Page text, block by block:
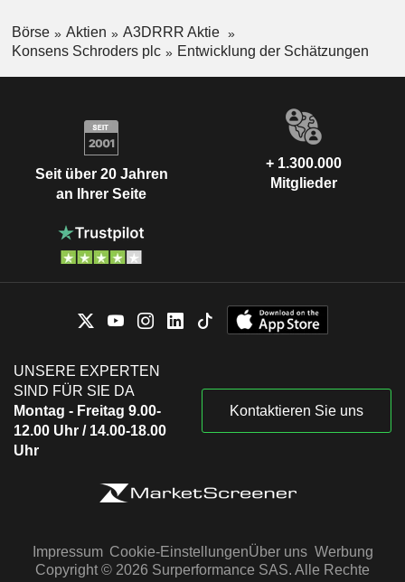
Börse Aktien
A3DRRR Aktie
Konsens Schroders plc
Entwicklung der Schätzungen
Seit über 20 Jahren
an Ihrer Seite
+ 1.300.000
Mitglieder
UNSERE EXPERTEN
SIND FÜR SIE DA
Montag - Freitag 9.00-
12.00 Uhr / 14.00-18.00
Uhr
Kontaktieren Sie uns
Impressum Cookie-EinstellungenÜber uns Werbung
Copyright © 2026 Surperformance SAS. Alle Rechte